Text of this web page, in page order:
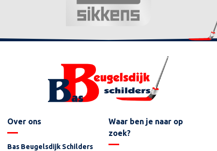
Over ons
Bas Beugelsdijk Schilders
Waar ben je naar op
zoek?